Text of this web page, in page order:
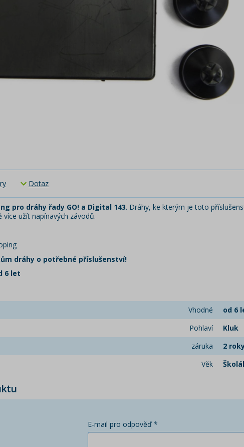
Dotaz
pro dráhy řady GO! a Digital 143. Dráhy, ke kterým je toto
užít napínavých závodů.
dráhy o potřebné příslušenství!
6 let
Vhodné
od 6
Pohlaví
Kluk
záruka
2
Věk
E-mail pro odpověď *